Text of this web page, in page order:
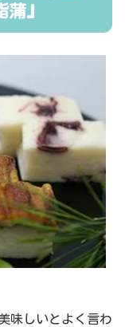
蒲』
味しいとよく言わ